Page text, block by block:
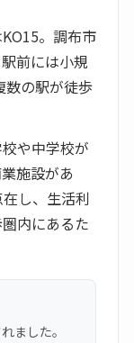
。調布市
前には小規
数の駅が徒歩
や中学校が
施設があ
し、生活利
内にあるた
ました。